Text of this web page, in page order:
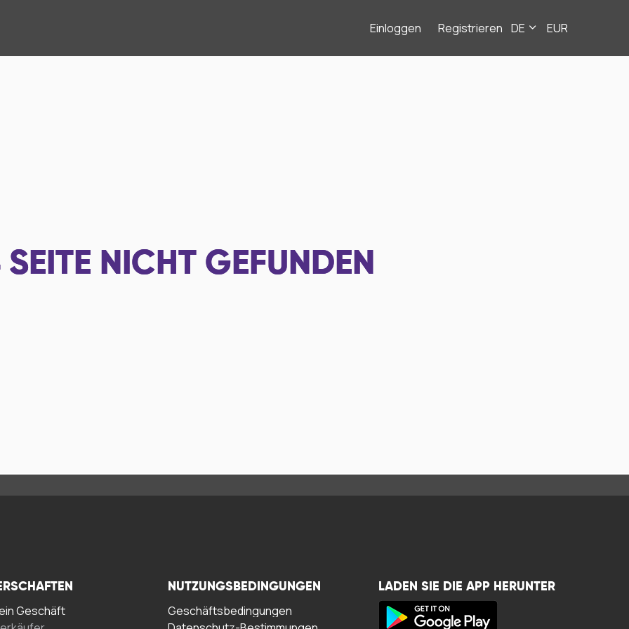
Einloggen Registrieren DE EUR
SEITE NICHT GEFUNDEN
Geschäft
NUTZUNGSBEDINGUNGEN
Geschäftsbedingungen
LADEN SIE DIE APP HERUNTER